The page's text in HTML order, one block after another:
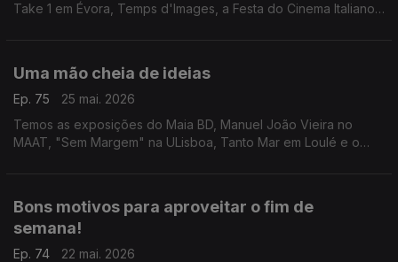
Take 1 em Évora, Temps d'Images, a Festa do Cinema Italiano
Uma mão cheia de ideias
Ep. 75
25 mai. 2026
Temos as exposições do Maia BD, Manuel João Vieira no
MAAT, "Sem Margem" na ULisboa, Tanto Mar em Loulé e o
Bons motivos para aproveitar o fim de
semana!
Ep. 74
22 mai. 2026